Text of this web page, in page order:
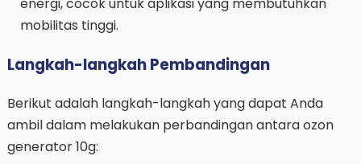
energi, cocok untuk aplikasi yang membutuhkan
mobilitas tinggi.
Langkah-langkah Pembandingan
Berikut adalah langkah-langkah yang dapat Anda
ambil dalam melakukan perbandingan antara ozon
generator 10g: